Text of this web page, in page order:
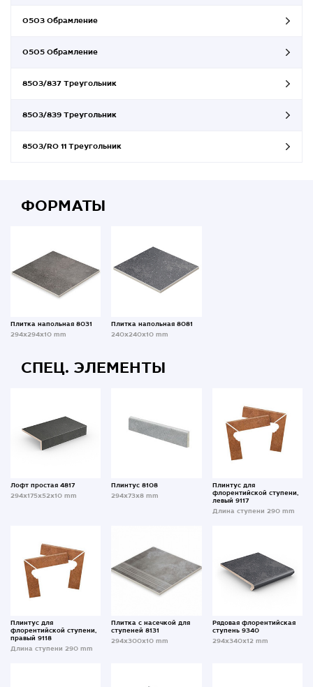
0503 Обрамление
0505 Обрамление
8503/837 Треугольник
8503/839 Треугольник
8503/RO 11 Треугольник
ФОРМАТЫ
Плитка напольная 8031
294x294x10 mm
Плитка напольная 8081
240x240x10 mm
СПЕЦ. ЭЛЕМЕНТЫ
Лофт простая 4817
294x175x52x10 mm
Плинтус 8108
294x73x8 mm
Плинтус для
флорентийской ступени,
левый 9117
Длина ступени 290 mm
Плинтус для
флорентийской ступени,
правый 9118
Длина ступени 290 mm
Плитка с насечкой для
ступеней 8131
294x300x10 mm
Рядовая флорентийская
ступень 9340
294x340x12 mm